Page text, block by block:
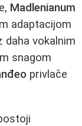
Madlenianum
adaptacijom
daha vokalnim
snagom
privlače